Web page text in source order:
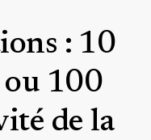
: 10
ou 100
de la